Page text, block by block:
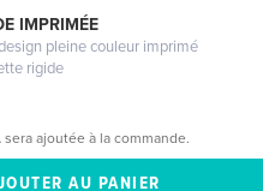
IMPRIMÉE
pleine couleur imprimé
rigide
sera ajoutée à la commande.